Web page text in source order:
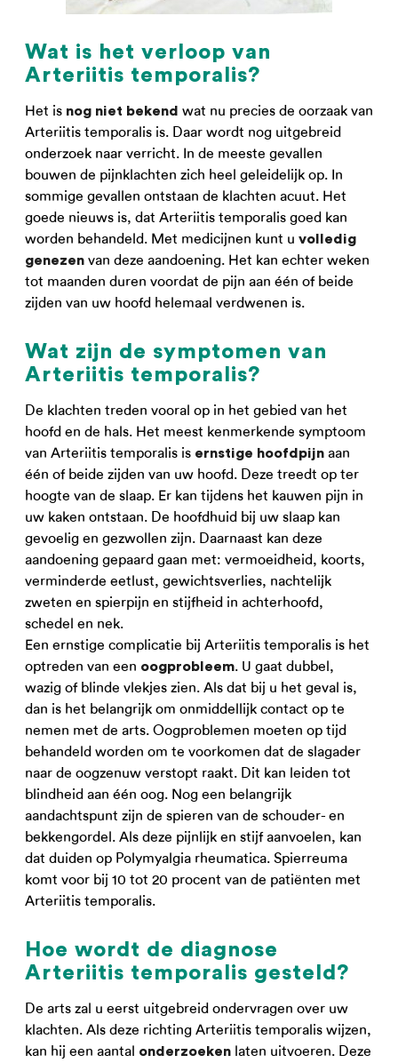
Wat is het verloop van
Arteriitis temporalis?
Het is nog niet bekend wat nu precies de oorzaak van
Arteriitis temporalis is. Daar wordt nog uitgebreid
onderzoek naar verricht. In de meeste gevallen
bouwen de pijnklachten zich heel geleidelijk op. In
sommige gevallen ontstaan de klachten acuut. Het
goede nieuws is, dat Arteriitis temporalis goed kan
worden behandeld. Met medicijnen kunt u volledig
genezen van deze aandoening. Het kan echter weken
tot maanden duren voordat de pijn aan één of beide
zijden van uw hoofd helemaal verdwenen is.
Wat zijn de symptomen van
Arteriitis temporalis?
De klachten treden vooral op in het gebied van het
hoofd en de hals. Het meest kenmerkende symptoom
van Arteriitis temporalis is ernstige hoofdpijn aan
één of beide zijden van uw hoofd. Deze treedt op ter
hoogte van de slaap. Er kan tijdens het kauwen pijn in
uw kaken ontstaan. De hoofdhuid bij uw slaap kan
gevoelig en gezwollen zijn. Daarnaast kan deze
aandoening gepaard gaan met: vermoeidheid, koorts,
verminderde eetlust, gewichtsverlies, nachtelijk
zweten en spierpijn en stijfheid in achterhoofd,
schedel en nek.
Een ernstige complicatie bij Arteriitis temporalis is het
optreden van een oogprobleem. U gaat dubbel,
wazig of blinde vlekjes zien. Als dat bij u het geval is,
dan is het belangrijk om onmiddellijk contact op te
nemen met de arts. Oogproblemen moeten op tijd
behandeld worden om te voorkomen dat de slagader
naar de oogzenuw verstopt raakt. Dit kan leiden tot
blindheid aan één oog. Nog een belangrijk
aandachtspunt zijn de spieren van de schouder- en
bekkengordel. Als deze pijnlijk en stijf aanvoelen, kan
dat duiden op Polymyalgia rheumatica. Spierreuma
komt voor bij 10 tot 20 procent van de patiënten met
Arteriitis temporalis.
Hoe wordt de diagnose
Arteriitis temporalis gesteld?
De arts zal u eerst uitgebreid ondervragen over uw
klachten. Als deze richting Arteriitis temporalis wijzen,
kan hij een aantal onderzoeken laten uitvoeren. Deze